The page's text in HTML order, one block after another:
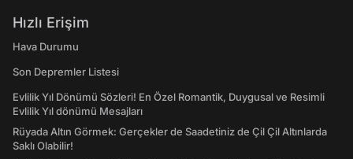
Hızlı Erişim
Hava Durumu
Son Depremler Listesi
Evlilik Yıl Dönümü Sözleri! En Özel Romantik, Duygusal ve Resimli
Evlilik Yıl dönümü Mesajları
Rüyada Altın Görmek: Gerçekler de Saadetiniz de Çil Çil Altınlarda
Saklı Olabilir!